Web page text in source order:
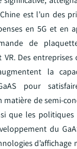
Chine est l’un des
en 5G et en
de
Des entreprises
la
pour
matière de semi-
que les politiques
du